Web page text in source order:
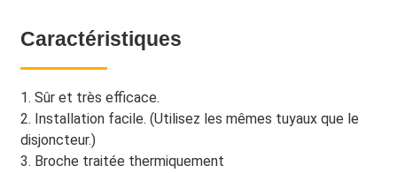
Caractéristiques
1. Sûr et très efficace.
2. Installation facile. (Utilisez les mêmes tuyaux que le
disjoncteur.)
3. Broche traitée thermiquement